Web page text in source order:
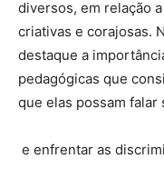
diversos, em relação
criativas e corajosas.
destaque a
pedagógicas que
que elas possam
e enfrentar as